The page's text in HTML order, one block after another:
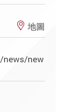
地圖
new